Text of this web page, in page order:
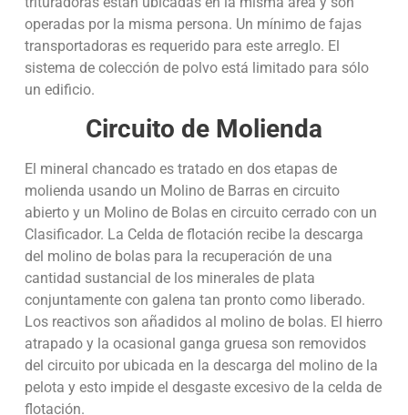
operadas por la misma persona. Un mínimo de fajas
transportadoras es requerido para este arreglo. El
sistema de colección de polvo está limitado para sólo
un edificio.
Circuito de Molienda
El mineral chancado es tratado en dos etapas de
molienda usando un Molino de Barras en circuito
abierto y un Molino de Bolas en circuito cerrado con un
Clasificador. La Celda de flotación recibe la descarga
del molino de bolas para la recuperación de una
cantidad sustancial de los minerales de plata
conjuntamente con galena tan pronto como liberado.
Los reactivos son añadidos al molino de bolas. El hierro
atrapado y la ocasional ganga gruesa son removidos
del circuito por ubicada en la descarga del molino de la
pelota y esto impide el desgaste excesivo de la celda de
flotación.